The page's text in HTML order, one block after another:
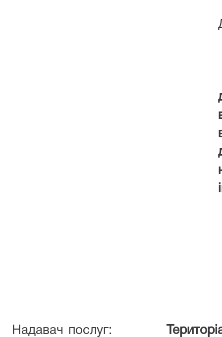
Надавач послуг: